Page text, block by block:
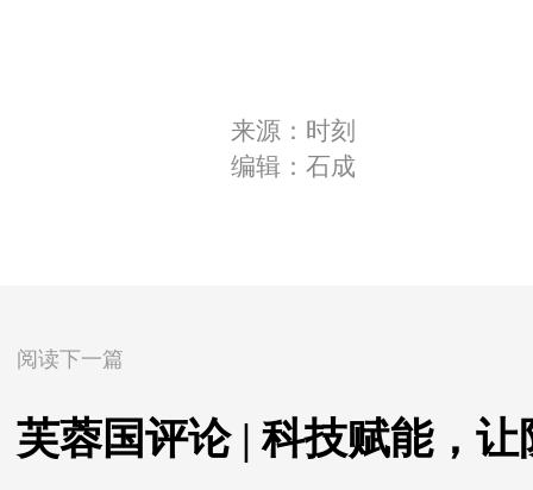
来源：时刻
编辑：石成
阅读下一篇
芙蓉国评论 | 科技赋能，